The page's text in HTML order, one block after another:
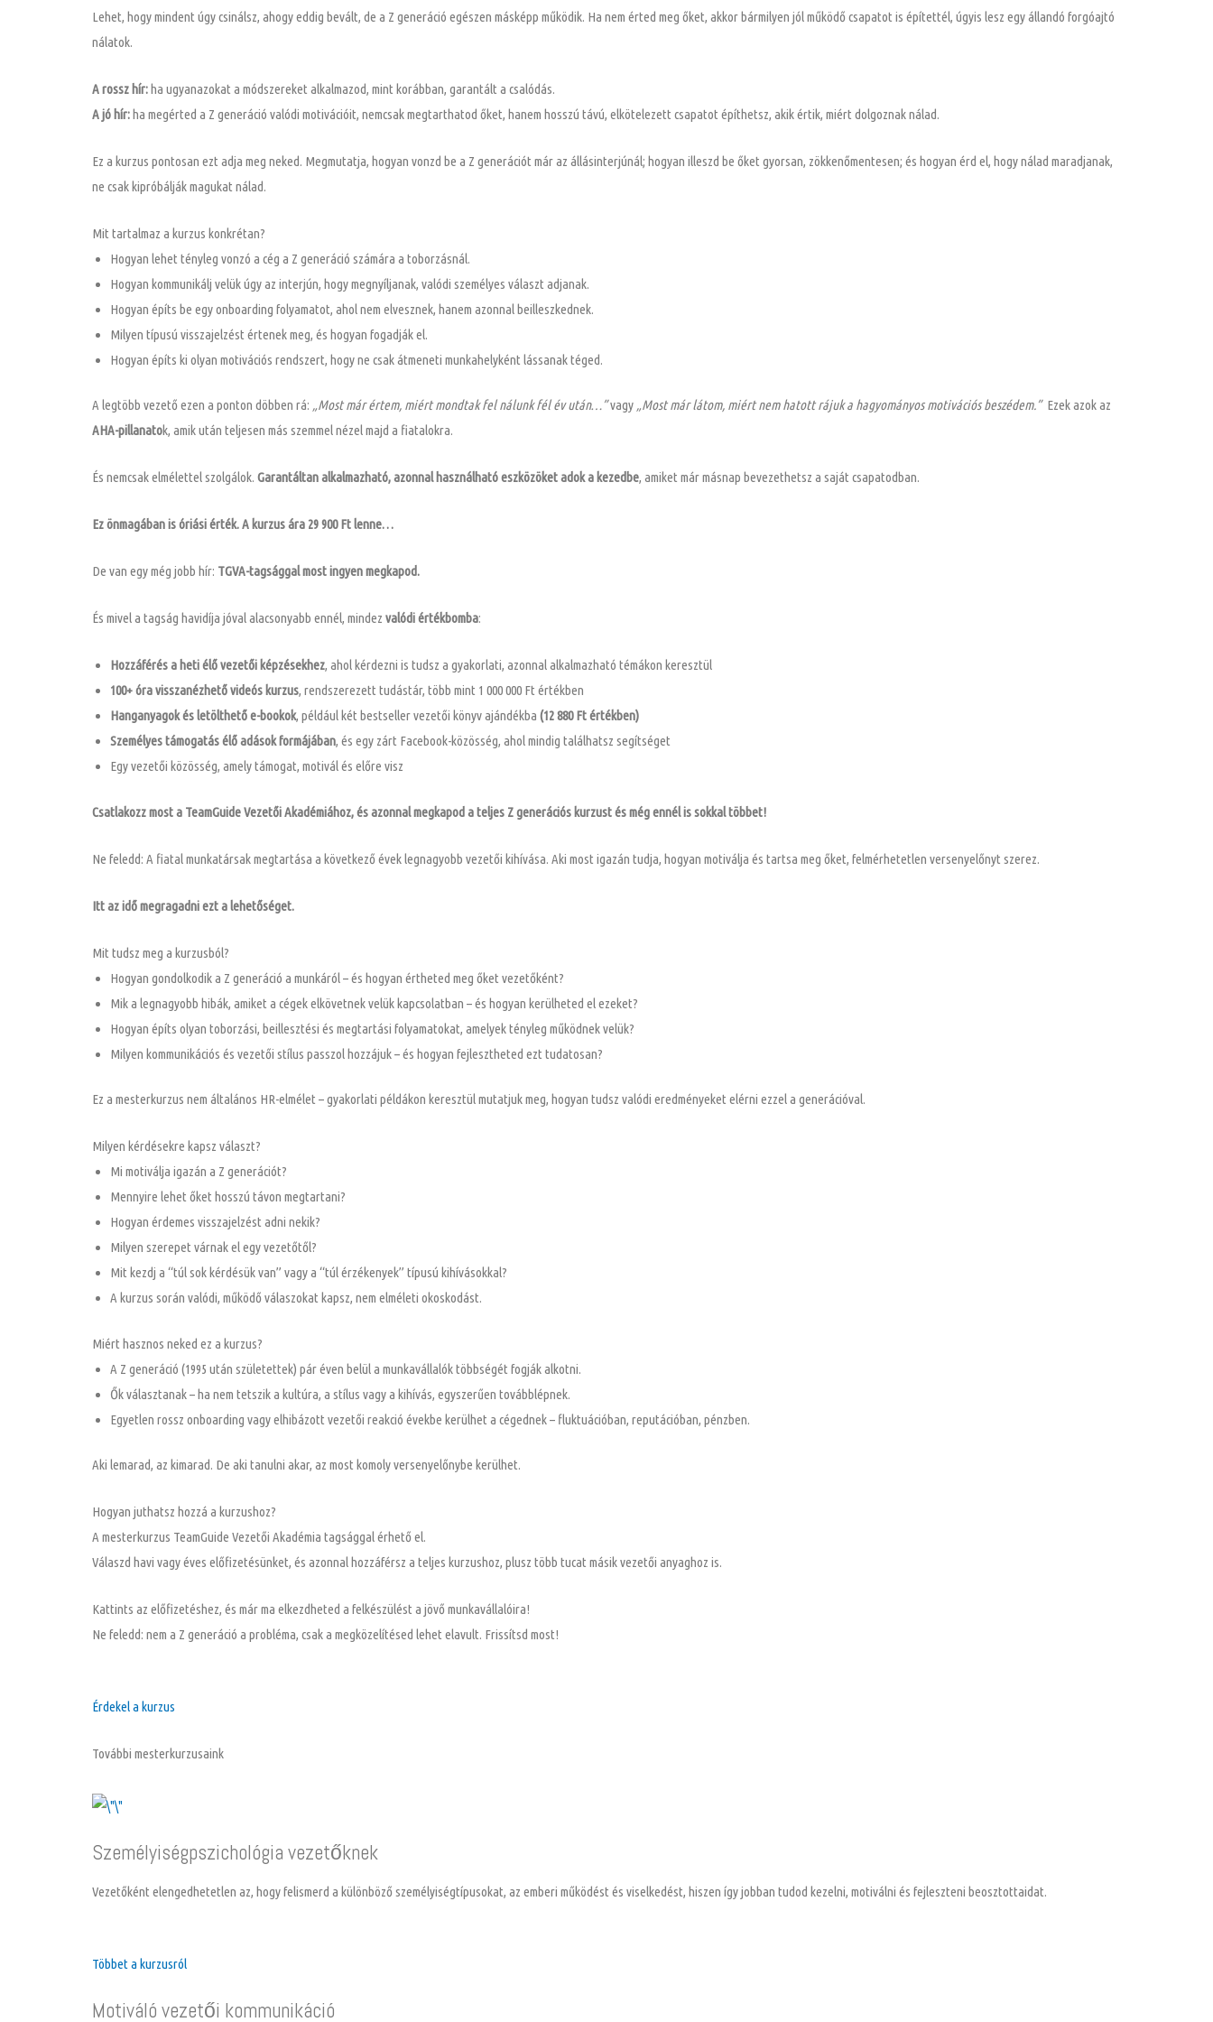
Lehet, hogy mindent úgy csinálsz, ahogy eddig bevált, de a Z generáció egészen másképp működik. Ha nem érted meg őket, akkor bármilyen jól működő csapatot is építettél, úgyis lesz egy állandó forgóajtó
nálatok.
A rossz hír: ha ugyanazokat a módszereket alkalmazod, mint korábban, garantált a csalódás.
A jó hír: ha megérted a Z generáció valódi motivációit, nemcsak megtarthatod őket, hanem hosszú távú, elkötelezett csapatot építhetsz, akik értik, miért dolgoznak nálad.
Ez a kurzus pontosan ezt adja meg neked. Megmutatja, hogyan vonzd be a Z generációt már az állásinterjúnál; hogyan illeszd be őket gyorsan, zökkenőmentesen; és hogyan érd el, hogy nálad maradjanak,
ne csak kipróbálják magukat nálad.
Mit tartalmaz a kurzus konkrétan?
Hogyan lehet tényleg vonzó a cég a Z generáció számára a toborzásnál.
Hogyan kommunikálj velük úgy az interjún, hogy megnyíljanak, valódi személyes választ adjanak.
Hogyan építs be egy onboarding folyamatot, ahol nem elvesznek, hanem azonnal beilleszkednek.
Milyen típusú visszajelzést értenek meg, és hogyan fogadják el.
Hogyan építs ki olyan motivációs rendszert, hogy ne csak átmeneti munkahelyként lássanak téged.
A legtöbb vezető ezen a ponton döbben rá: „Most már értem, miért mondtak fel nálunk fél év után…”vagy „Most már látom, miért nem hatott rájuk a hagyományos motivációs beszédem.”Ezek azok az
AHA-pillanatok, amik után teljesen más szemmel nézel majd a fiatalokra.
És nemcsak elmélettel szolgálok. Garantáltan alkalmazható, azonnal használható eszközöket adok a kezedbe, amiket már másnap bevezethetsz a saját csapatodban.
Ez önmagában is óriási érték. A kurzus ára 29 900 Ft lenne…
De van egy még jobb hír: TGVA-tagsággal most ingyen megkapod.
És mivel a tagság havidíja jóval alacsonyabb ennél, mindez valódi értékbomba:
Hozzáférés a heti élő vezetői képzésekhez, ahol kérdezni is tudsz a gyakorlati, azonnal alkalmazható témákon keresztül
100+ óra visszanézhető videós kurzus, rendszerezett tudástár, több mint 1 000 000 Ft értékben
Hanganyagok és letölthető e-bookok, például két bestseller vezetői könyv ajándékba (12 880 Ft értékben)
Személyes támogatás élő adások formájában, és egy zárt Facebook-közösség, ahol mindig találhatsz segítséget
Egy vezetői közösség, amely támogat, motivál és előre visz
Csatlakozz most a TeamGuide Vezetői Akadémiához, és azonnal megkapod a teljes Z generációs kurzust és még ennél is sokkal többet!
Ne feledd: A fiatal munkatársak megtartása a következő évek legnagyobb vezetői kihívása. Aki most igazán tudja, hogyan motiválja és tartsa meg őket, felmérhetetlen versenyelőnyt szerez.
Itt az idő megragadni ezt a lehetőséget.
Mit tudsz meg a kurzusból?
Hogyan gondolkodik a Z generáció a munkáról – és hogyan értheted meg őket vezetőként?
Mik a legnagyobb hibák, amiket a cégek elkövetnek velük kapcsolatban – és hogyan kerülheted el ezeket?
Hogyan építs olyan toborzási, beillesztési és megtartási folyamatokat, amelyek tényleg működnek velük?
Milyen kommunikációs és vezetői stílus passzol hozzájuk – és hogyan fejlesztheted ezt tudatosan?
Ez a mesterkurzus nem általános HR-elmélet – gyakorlati példákon keresztül mutatjuk meg, hogyan tudsz valódi eredményeket elérni ezzel a generációval.
Milyen kérdésekre kapsz választ?
Mi motiválja igazán a Z generációt?
Mennyire lehet őket hosszú távon megtartani?
Hogyan érdemes visszajelzést adni nekik?
Milyen szerepet várnak el egy vezetőtől?
Mit kezdj a “túl sok kérdésük van” vagy a “túl érzékenyek” típusú kihívásokkal?
A kurzus során valódi, működő válaszokat kapsz, nem elméleti okoskodást.
Miért hasznos neked ez a kurzus?
A Z generáció (1995 után születettek) pár éven belül a munkavállalók többségét fogják alkotni.
Ők választanak – ha nem tetszik a kultúra, a stílus vagy a kihívás, egyszerűen továbblépnek.
Egyetlen rossz onboarding vagy elhibázott vezetői reakció évekbe kerülhet a cégednek – fluktuációban, reputációban, pénzben.
Aki lemarad, az kimarad. De aki tanulni akar, az most komoly versenyelőnybe kerülhet.
Hogyan juthatsz hozzá a kurzushoz?
A mesterkurzus TeamGuide Vezetői Akadémia tagsággal érhető el.
Válaszd havi vagy éves előfizetésünket, és azonnal hozzáférsz a teljes kurzushoz, plusz több tucat másik vezetői anyaghoz is.
Kattints az előfizetéshez, és már ma elkezdheted a felkészülést a jövő munkavállalóira!
Ne feledd: nem a Z generáció a probléma, csak a megközelítésed lehet elavult. Frissítsd most!
Érdekel a kurzus
További mesterkurzusaink
Személyiségpszichológia vezetőknek
Vezetőként elengedhetetlen az, hogy felismerd a különböző személyiségtípusokat, az emberi működést és viselkedést, hiszen így jobban tudod kezelni, motiválni és fejleszteni beosztottaidat.
Többet a kurzusról
Motiváló vezetői kommunikáció